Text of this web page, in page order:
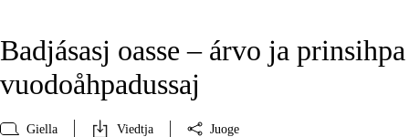
Badjásasj oasse – árvo ja prinsihpa
vuodoåhpadussaj
Giella Viedtja Juoge